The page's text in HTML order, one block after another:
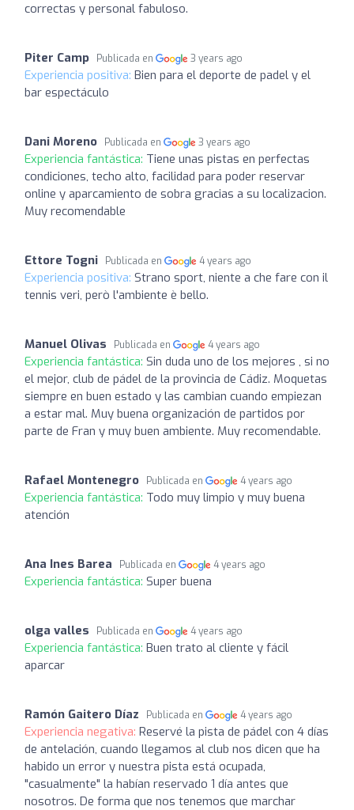
correctas y personal fabuloso.
Piter Camp Publicada en 3 years ago
Experiencia positiva: Bien para el deporte de padel y el
bar espectáculo
Dani Moreno Publicada en 3 years ago
Experiencia fantástica: Tiene unas pistas en perfectas
condiciones, techo alto, facilidad para poder reservar
online y aparcamiento de sobra gracias a su localizacion.
Muy recomendable
Ettore Togni Publicada en 4 years ago
Experiencia positiva: Strano sport, niente a che fare con il
tennis veri, però l'ambiente è bello.
Manuel Olivas Publicada en 4 years ago
Experiencia fantástica: Sin duda uno de los mejores , si no
el mejor, club de pádel de la provincia de Cádiz. Moquetas
siempre en buen estado y las cambian cuando empiezan
a estar mal. Muy buena organización de partidos por
parte de Fran y muy buen ambiente. Muy recomendable.
Rafael Montenegro Publicada en 4 years ago
Experiencia fantástica: Todo muy limpio y muy buena
atención
Ana Ines Barea Publicada en 4 years ago
Experiencia fantástica: Super buena
olga valles Publicada en 4 years ago
Experiencia fantástica: Buen trato al cliente y fácil
aparcar
Ramón Gaitero Díaz Publicada en 4 years ago
Experiencia negativa: Reservé la pista de pádel con 4 días
de antelación, cuando llegamos al club nos dicen que ha
habido un error y nuestra pista está ocupada,
"casualmente" la habían reservado 1 día antes que
nosotros. De forma que nos tenemos que marchar